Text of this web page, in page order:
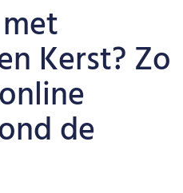
Kerst? Zo
de